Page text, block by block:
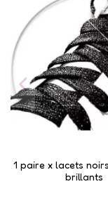
1 paire x lacets
brillants